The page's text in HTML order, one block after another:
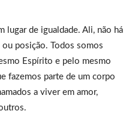
lugar de igualdade. Ali, não há
posição. Todos somos
Espírito e pelo mesmo
fazemos parte de um corpo
a viver em amor,